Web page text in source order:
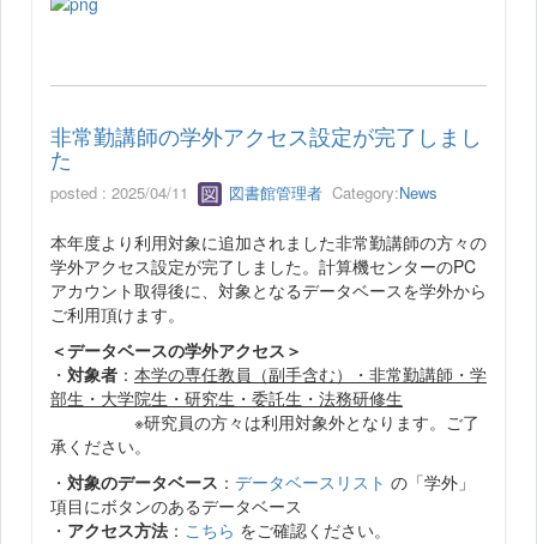
非常勤講師の学外アクセス設定が完了しまし
た
posted : 2025/04/11 図書館管理者 Category:News
本年度より利用対象に追加されました非常勤講師の方々の
学外アクセス設定が完了しました。計算機センターのPC
アカウント取得後に、対象となるデータベースを学外から
ご利用頂けます。
＜データベースの学外アクセス＞
・ 対象者 ： 本学の専任教員（副手含む）・非常勤講師・学
部生・大学院生・研究生・委託生・法務研修生
※研究員の方々は利用対象外となります。ご了
承ください。
・ 対象のデータベース ： データベースリスト の「学外」
項目にボタンのあるデータベース
・ アクセス方法 ： こちら をご確認ください。